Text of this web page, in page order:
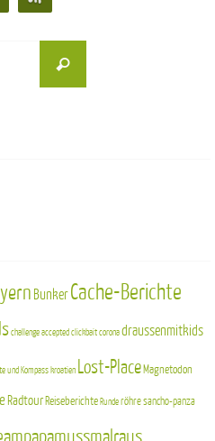
Suchen
BunkerCache-Berichte
challenge acceptedclickbaitcoronadraussenmitkids
und Kompass kroatien Lost-Place Magnetodon
Radtour Reiseberichte Runderöhresancho-panza